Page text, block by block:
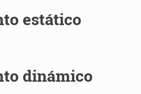
estático
dinámico